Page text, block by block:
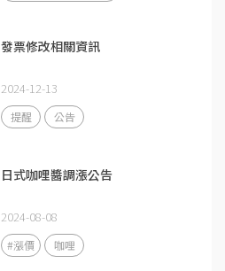
發票修改相關資訊
2024-12-13
提醒 公告
日式咖哩醬調漲公告
2024-08-08
#漲價 咖哩